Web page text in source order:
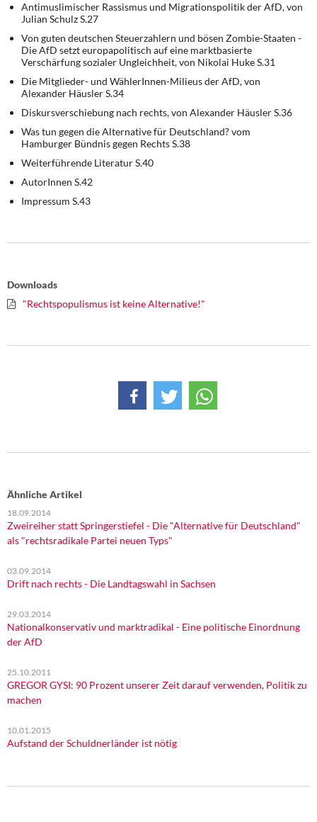
Antimuslimischer Rassismus und Migrationspolitik der AfD, von
Julian Schulz S.27
Von guten deutschen Steuerzahlern und bösen Zombie-Staaten -
Die AfD setzt europapolitisch auf eine marktbasierte
Verschärfung sozialer Ungleichheit, von Nikolai Huke S.31
Die Mitglieder- und WählerInnen-Milieus der AfD, von
Alexander Häusler S.34
Diskursverschiebung nach rechts, von Alexander Häusler S.36
Was tun gegen die Alternative für Deutschland? vom
Hamburger Bündnis gegen Rechts S.38
Weiterführende Literatur S.40
AutorInnen S.42
Impressum S.43
Downloads
"Rechtspopulismus ist keine Alternative!"
Ähnliche Artikel
18.09.2014
Zweireiher statt Springerstiefel - Die "Alternative für Deutschland"
als "rechtsradikale Partei neuen Typs"
03.09.2014
Drift nach rechts - Die Landtagswahl in Sachsen
29.03.2014
Nationalkonservativ und marktradikal - Eine politische Einordnung
der AfD
25.10.2011
GREGOR GYSI: 90 Prozent unserer Zeit darauf verwenden, Politik zu
machen
10.01.2015
Aufstand der Schuldnerländer ist nötig